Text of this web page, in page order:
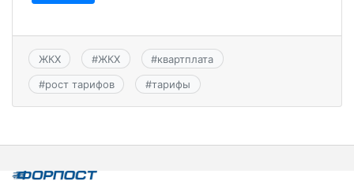
ЖКХ #ЖКХ #квартплата
#рост тарифов #тарифы